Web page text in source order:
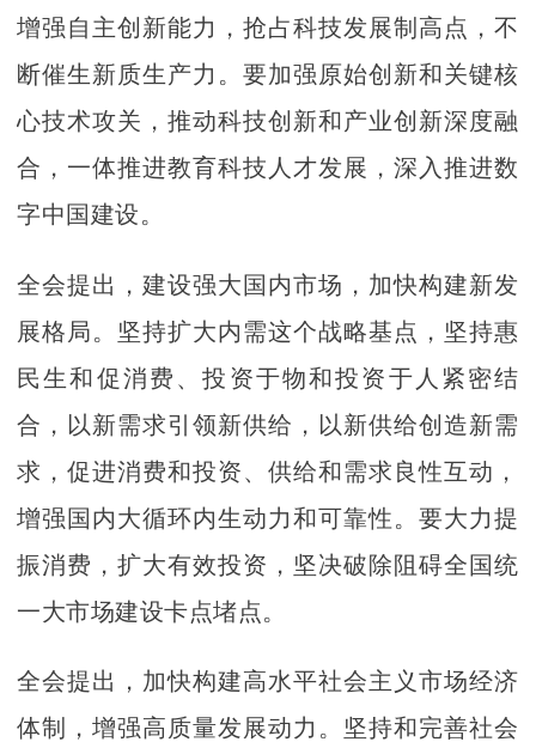
增强自主创新能力，抢占科技发展制高点，不
断催生新质生产力。要加强原始创新和关键核
心技术攻关，推动科技创新和产业创新深度融
合，一体推进教育科技人才发展，深入推进数
字中国建设。
全会提出，建设强大国内市场，加快构建新发
展格局。坚持扩大内需这个战略基点，坚持惠
民生和促消费、投资于物和投资于人紧密结
合，以新需求引领新供给，以新供给创造新需
求，促进消费和投资、供给和需求良性互动，
增强国内大循环内生动力和可靠性。要大力提
振消费，扩大有效投资，坚决破除阻碍全国统
一大市场建设卡点堵点。
全会提出，加快构建高水平社会主义市场经济
体制，增强高质量发展动力。坚持和完善社会